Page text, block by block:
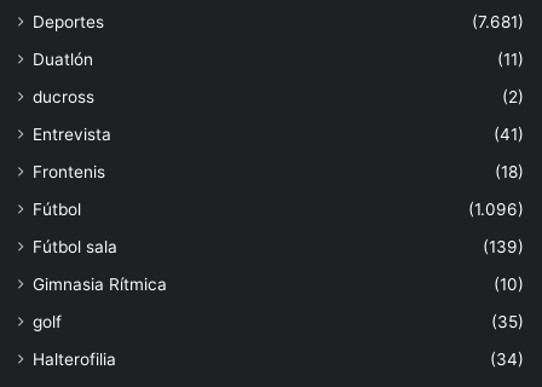
Deportes
(7.681)
Duatlón
(11)
ducross
(2)
Entrevista
(41)
Frontenis
(18)
Fútbol
(1.096)
Fútbol sala
(139)
Gimnasia Rítmica
(10)
golf
(35)
Halterofilia
(34)